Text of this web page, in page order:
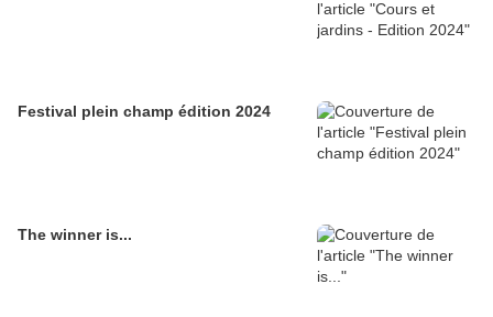
Festival plein champ édition 2024
The winner is...